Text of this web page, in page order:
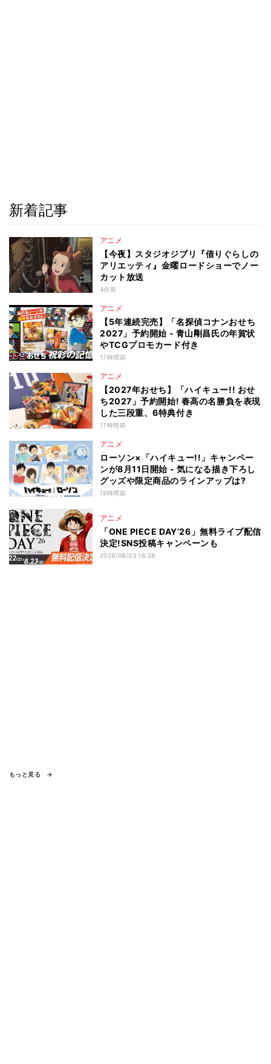
新着記事
アニメ
【今夜】スタジオジブリ『借りぐらしの
アリエッティ』金曜ロードショーでノー
カット放送
4分前
アニメ
【5年連続完売】「名探偵コナンおせち
2027」予約開始 - 青山剛昌氏の年賀状
やTCGプロモカード付き
17時間前
アニメ
【2027年おせち】「ハイキュー!! おせ
ち2027」予約開始! 春高の名勝負を表現
した三段重、6特典付き
17時間前
アニメ
ローソン×「ハイキュー!!」キャンペー
ンが8月11日開始 - 気になる描き下ろし
グッズや限定商品のラインアップは?
18時間前
アニメ
「ONE PIECE DAY’26」無料ライブ配信
決定!SNS投稿キャンペーンも
2026/08/03 16:28
もっと見る